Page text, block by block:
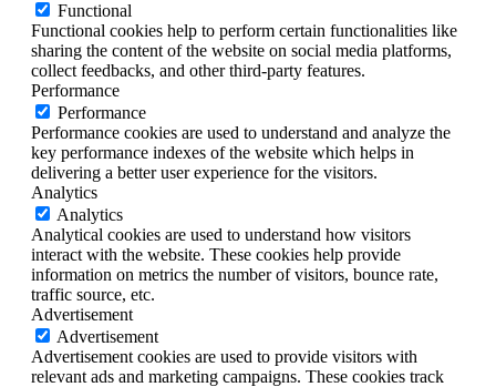
Functional
Functional cookies help to perform certain functionalities like
sharing the content of the website on social media platforms,
collect feedbacks, and other third-party features.
Performance
Performance
Performance cookies are used to understand and analyze the
key performance indexes of the website which helps in
delivering a better user experience for the visitors.
Analytics
Analytics
Analytical cookies are used to understand how visitors
interact with the website. These cookies help provide
information on metrics the number of visitors, bounce rate,
traffic source, etc.
Advertisement
Advertisement
Advertisement cookies are used to provide visitors with
relevant ads and marketing campaigns. These cookies track